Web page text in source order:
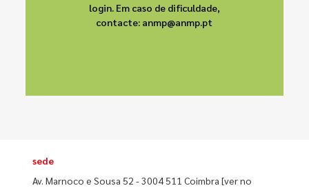
login. Em caso de dificuldade,
contacte: anmp@anmp.pt
sede
Av. Marnoco e Sousa 52 - 3004 511 Coimbra[ver no